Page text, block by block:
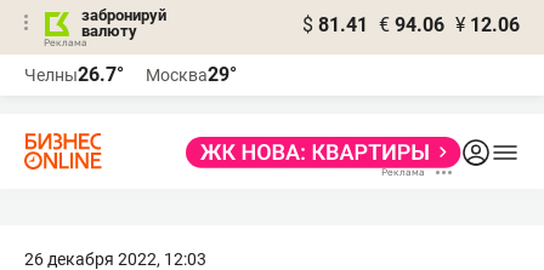
забронируй
валюту
$ 81.41 € 94.06 ¥ 12.06
Челны26.7° Москва29°
26 декабря 2022, 12:03